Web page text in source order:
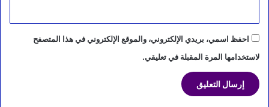
احفظ اسمي، بريدي الإلكتروني، والموقع الإلكتروني في هذا المتصفح
لاستخدامها المرة المقبلة في تعليقي.